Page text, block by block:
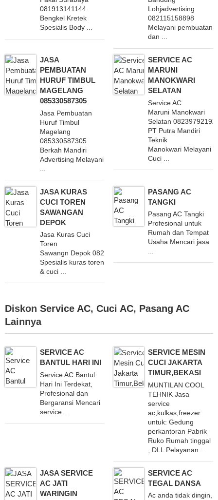
081913141144
Bengkel Kretek
Spesialis Body ...
Lohjadvertising
082115158898
Melayani pembuatan
dan ...
JASA
PEMBUATAN
HURUF TIMBUL
MAGELANG
085330587305
Jasa Pembuatan
Huruf Timbul
Magelang
085330587305
Berkah Mandiri
Advertising Melayani
SERVICE AC
MARUNI
MANOKWARI
SELATAN
Service AC
Maruni Manokwari
Selatan
PT Putra Mandiri
Teknik
Manokwari Melayani
Cuci ...
JASA KURAS
CUCI TOREN
SAWANGAN
DEPOK
Jasa Kuras Cuci
Toren
Sawangn Depok 082169291547
Spesialis kuras toren
& cuci ...
PASANG AC
TANGKI
Pasang AC Tangki
Profesional untuk
Rumah dan Tempat
Usaha Mencari jasa
Diskon Service AC, Cuci AC, Pasang AC
Lainnya
SERVICE AC
BANTUL HARI INI
Service AC Bantul
Hari Ini Terdekat,
Profesional dan
Bergaransi Mencari
service ...
SERVICE MESIN
CUCI JAKARTA
TIMUR,BEKASI
MUNTILAN COOL
TEHNIK Jasa
service
ac,kulkas,freezer
untuk: Gedung
perkantoran Pabrik
Ruko Rumah tinggal
, DLL Pelayanan ...
JASA SERVICE
AC JATI
WARINGIN
SERVICE AC
TEGAL DANSA
Ac anda tidak dingin,